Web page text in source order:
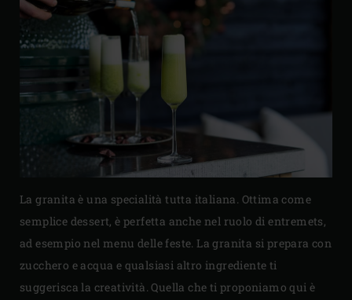
La granita è una specialità tutta italiana. Ottima come
semplice dessert, è perfetta anche nel ruolo di entremets,
ad esempio nel menu delle feste. La granita si prepara con
zucchero e acqua e qualsiasi altro ingrediente ti
suggerisca la creatività. Quella che ti proponiamo qui è